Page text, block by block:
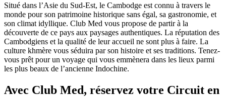
Situé dans l’Asie du Sud-Est, le Cambodge est connu à travers le
monde pour son patrimoine historique sans égal, sa gastronomie, et
son climat idyllique. Club Med vous propose de partir à la
découverte de ce pays aux paysages authentiques. La réputation des
Cambodgiens et la qualité de leur accueil ne sont plus à faire. La
culture khmère vous séduira par son histoire et ses traditions. Tenez-
vous prêt pour un voyage qui vous emmènera dans les lieux parmi
les plus beaux de l’ancienne Indochine.
Avec Club Med, réservez votre Circuit en